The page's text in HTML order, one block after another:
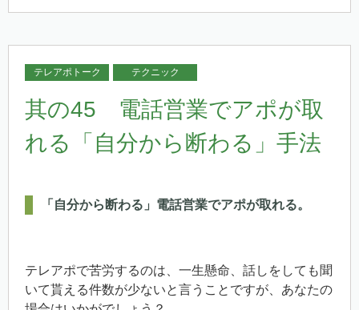
テレアポトーク テクニック
其の45 電話営業でアポが取
れる「自分から断わる」手法
「自分から断わる」電話営業でアポが取れる。
テレアポで苦労するのは、一生懸命、話しをしても聞
いて貰える件数が少ないと言うことですが、あなたの